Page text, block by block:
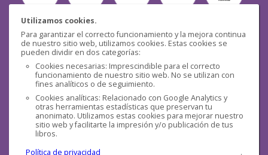
Utilizamos cookies.
Para garantizar el correcto funcionamiento y la mejora continua
de nuestro sitio web, utilizamos cookies. Estas cookies se
pueden dividir en dos categorías:
Cookies necesarias: Imprescindible para el correcto
funcionamiento de nuestro sitio web. No se utilizan con
fines analíticos o de seguimiento.
Cookies analíticas: Relacionado con Google Analytics y
otras herramientas estadísticas que preservan tu
anonimato. Utilizamos estas cookies para mejorar nuestro
sitio web y facilitarte la impresión y/o publicación de tus
libros.
Política de privacidad
.
Seguridad
Redes sociales